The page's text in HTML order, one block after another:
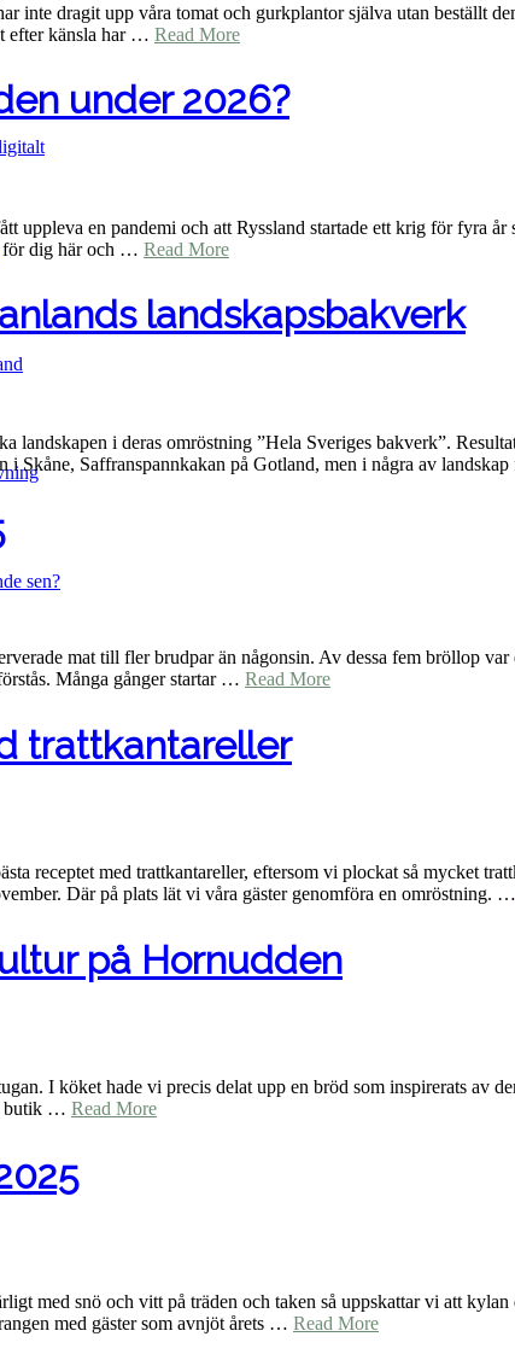
sen?
inte dragit upp våra tomat och gurkplantor själva utan beställt
efter känsla har … Read More
under 2026?
uppleva en pandemi och att Ryssland startade ett krig för fyra
för dig här och … Read More
landskapsbakverk
landskapen i deras omröstning ”Hela Sveriges bakverk”.
i Skåne, Saffranspannkakan på Gotland, men i några av
mat till fler brudpar än någonsin. Av dessa fem bröllop
Många gånger startar … Read More
trattkantareller
receptet med trattkantareller, eftersom vi plockat så mycket
Där på plats lät vi våra gäster genomföra en omröstning. …
på Hornudden
I köket hade vi precis delat upp en bröd som inspirerats av
butik … Read More
med snö och vitt på träden och taken så uppskattar vi att
med gäster som avnjöt årets … Read More